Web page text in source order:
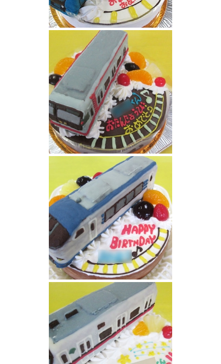
電車ケーキ静岡鉄道 A3000
特急電車はるか立体ケーキ